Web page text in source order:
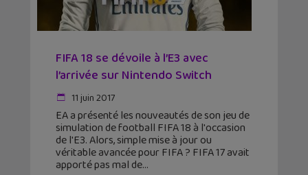
FIFA 18 se dévoile à l’E3 avec
l’arrivée sur Nintendo Switch
11 juin 2017
EA a présenté les nouveautés de son jeu de
simulation de football FIFA 18 à l'occasion
de l'E3. Alors, simple mise à jour ou
véritable avancée pour FIFA ? FIFA 17 avait
apporté pas mal de